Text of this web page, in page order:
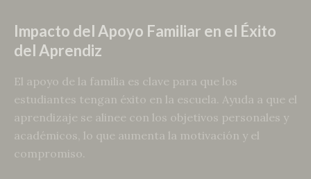
Impacto del Apoyo Familiar en el Éxito
del Aprendiz
El apoyo de la familia es clave para que los
estudiantes tengan éxito en la escuela. Ayuda a que el
aprendizaje se alinee con los objetivos personales y
académicos, lo que aumenta la motivación y el
compromiso.